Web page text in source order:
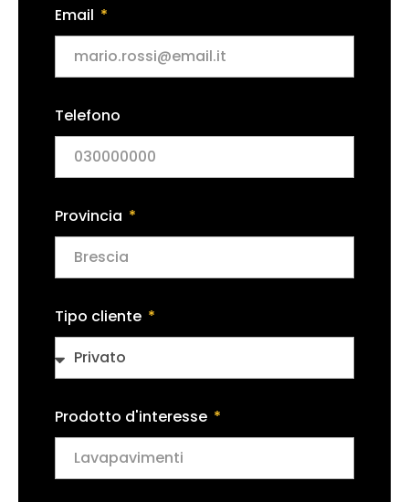
Email
Telefono
Provincia
Tipo cliente
Prodotto d'interesse